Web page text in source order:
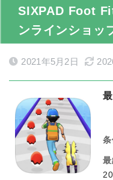
SIXPAD Foot
ンラインショッ
2021年5月2日
条